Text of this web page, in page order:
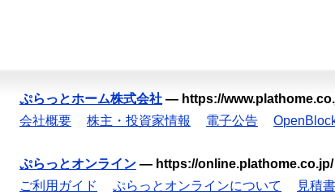
ぷらっとホーム株式会社 — https://
会社概要
株主・投資家情報 電子公告
ぷらっとオンライン — https://online.plathome.co.jp/
ご利用ガイド
ぷらっとオンラインについて 見積